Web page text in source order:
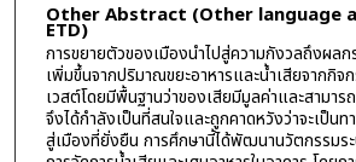
Other Abstract (Other language
ETD)
การขยายตัวของเมืองนำไปสู่ความกังวลถึงผล
เพิ่มขึ้นจากปริมาณขยะอาหารและน้ำเสียจากกิจ
เวสต์โดยมีพื้นฐานว่าของเสียมีมูลค่าและสามาร
จึงได้กำลังเป็นที่สนใจและถูกคาดหวังว่าจะเป็น
สู่เมืองที่ยั่งยืน การศึกษานี้ได้พัฒนานวัตกรรมระ